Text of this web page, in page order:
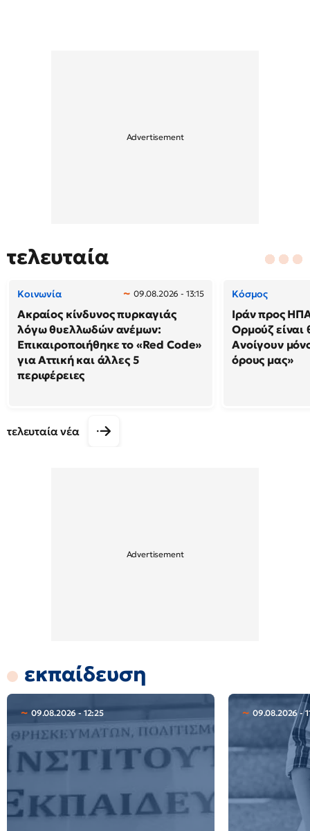
τελευταία
Κοινωνία 09.08.2026 - 13:15
Ακραίος κίνδυνος πυρκαγιάς
λόγω θυελλωδών ανέμων:
Επικαιροποιήθηκε το «Red Code»
για Αττική και άλλες 5
περιφέρειες
Κόσμος
Ιράν προς
Ορμούζ είναι
Ανοίγουν
όρους μας»
τελευταία νέα
εκπαίδευση
09.08.2026 - 12:25 09.08.2026 -